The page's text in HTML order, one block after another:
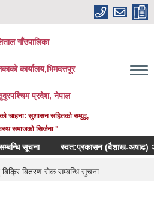
गाँउपालिका
कार्यालय,भिमदत्तपूर
प्रदेश, नेपाल
चाहना: सुशासन सहितको समृद्ध,
समाजको सिर्जना "
स्वत:प्रकासन (बैशाख-अषाढ) २०८३
बितरण रोक सम्बन्धि सुचना